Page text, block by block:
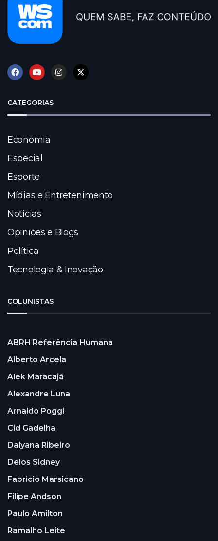
CATEGORIAS
Economia
Especial
Esporte
Mídias e Entretenimento
Notícias
Opiniões e Blogs
Política
Tecnologia & Inovação
COLUNISTAS
ABRH Referência Humana
Alberto Arcela
Alek Maracajá
Alexandre Luna
Arnaldo Poggi
Cid Gadelha
Dalyana Ribeiro
Delos Sidney
Fabricio Marsicano
Filipe Andson
Paulo Amilton
Ramalho Leite